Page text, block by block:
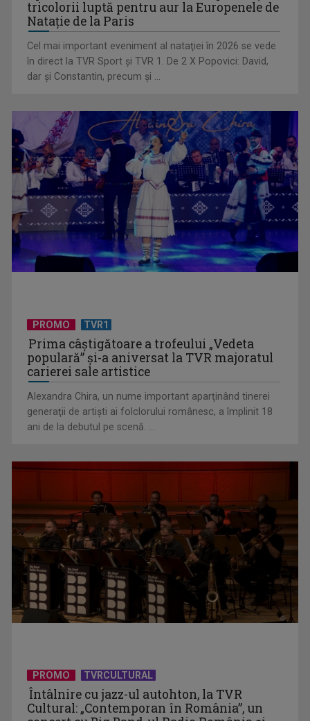
„Dansatoarea din umbră”, un thriller psihologic despre
loialitate și ...
UNTOLD ONE, la Cluj-Napoca | VIDEO
Horaţiu Mălăele ...
tricolorii luptă pentru aur la Europenele de
Natație de la Paris
Cel mai important eveniment al nataţiei în 2026 se vede
în direct la TVR Sport şi TVR 1. De 2 X Popovici: David,
dar şi Constantin, precum şi ...
PROMO TVR1
Prima câştigătoare a trofeului „Vedeta
populară” şi-a aniversat la TVR majoratul
carierei sale artistice
Alexandra Chira, un nume important aparţinând tinerei
generaţii de artişti ai folclorului românesc, a împlinit 18
ani de la debutul pe scenă. ...
PROMO TVRCULTURAL
Întâlnire cu jazz-ul autohton, la TVR
Cultural: „Contemporan în România”, un